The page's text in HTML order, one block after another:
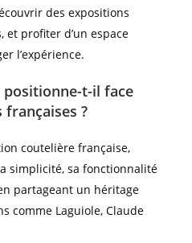
des expositions
profiter d’un espace
l’expérience.
positionne-t-il face
?
coutelière française,
simplicité, sa fonctionnalité
partageant un héritage
comme Laguiole, Claude